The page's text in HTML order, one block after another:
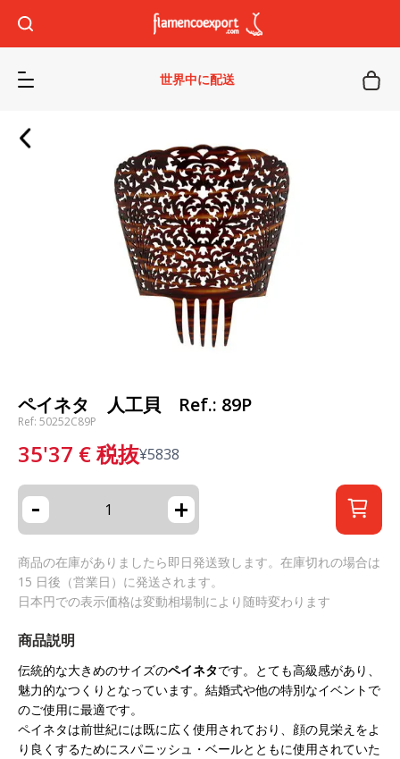
世界中に配送
ペイネタ 人工貝 Ref.: 89P
Ref: 50252C89P
35'37 €税抜¥5838
- +
商品の在庫がありましたら即日発送致します。在庫切れの場合は
15 日後（営業日）に発送されます。
日本円での表示価格は変動相場制により随時変わります
商品説明
伝統的な大きめのサイズのペイネタです。とても高級感があり、
魅力的なつくりとなっています。結婚式や他の特別なイベントで
のご使用に最適です。
ペイネタは前世紀には既に広く使用されており、顔の見栄えをよ
り良くするためにスパニッシュ・ベールとともに使用されていた